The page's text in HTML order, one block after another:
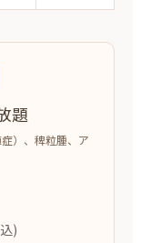
題
）、稗粒腫、ア
)